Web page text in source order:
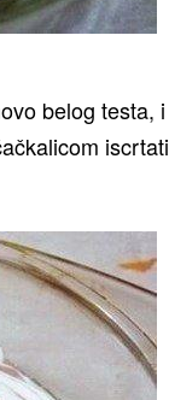
belog testa, i
iscrtati